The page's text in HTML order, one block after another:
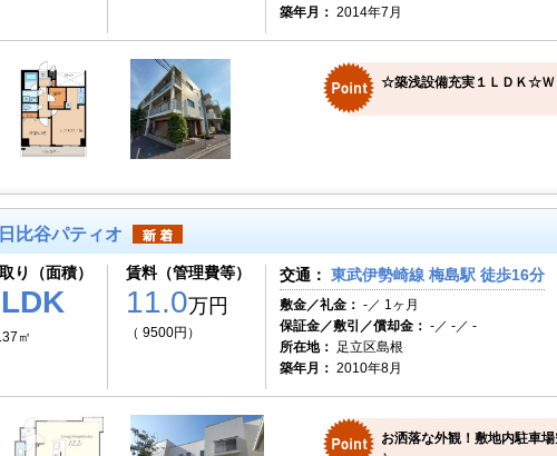
築年月： 2014年7月
☆築浅設備充実１ＬＤＫ☆
比谷パティオ
り（面積）
㎡
賃料（管理費等）
11.0万円
（ 9500円）
交通： 東武伊勢崎線 梅島駅 徒歩16分
敷金／礼金： -／ 1ヶ月
保証金／敷引／償却金： -／ -／ -
所在地： 足立区島根
築年月： 2010年8月
お洒落な外観！敷地内駐車